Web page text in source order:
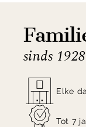
uitstraling, de
een vleugje
sinds 1928
Elke
Tot 7